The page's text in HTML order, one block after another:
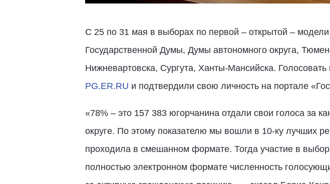
С 25 по 31 мая в выборах по первой – открытой –
Государственной Думы, Думы автономного округа,
Нижневартовска, Сургута, Ханты-Мансийска.
PG.ER.RU и подтвердили свою личность на портале
«78% – это 157 383 югорчанина отдали свои голоса за
округе. По этому показателю мы вошли в 10-ку лучших
проходила в смешанном формате. Тогда участие в
полностью электронном формате численность